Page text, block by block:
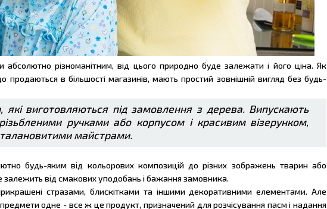
абсолютно різноманітним, від цього природно буде залежати і його ціна. Як
продаються в більшості магазинів, мають простий зовнішній вигляд без будь-
які виготовляються під замовлення з дерева. Випускають
ручками або корпусом і красивим візерунком,
майстрами.
будь-яким від кольорових композицій до різних зображень тварин або
залежить від смакових уподобань і бажання замовника.
стразами, блискітками та іншими декоративними елементами. Але
одне - все ж це продукт, призначений для розчісування пасм і надання